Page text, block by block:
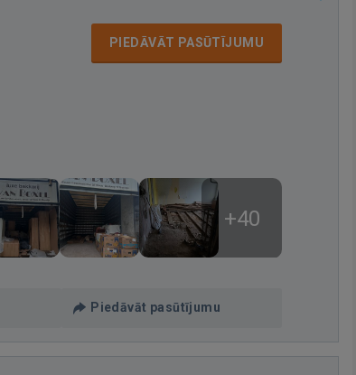
PIEDĀVĀT PASŪTĪJUMU
+40
Piedāvāt pasūtījumu